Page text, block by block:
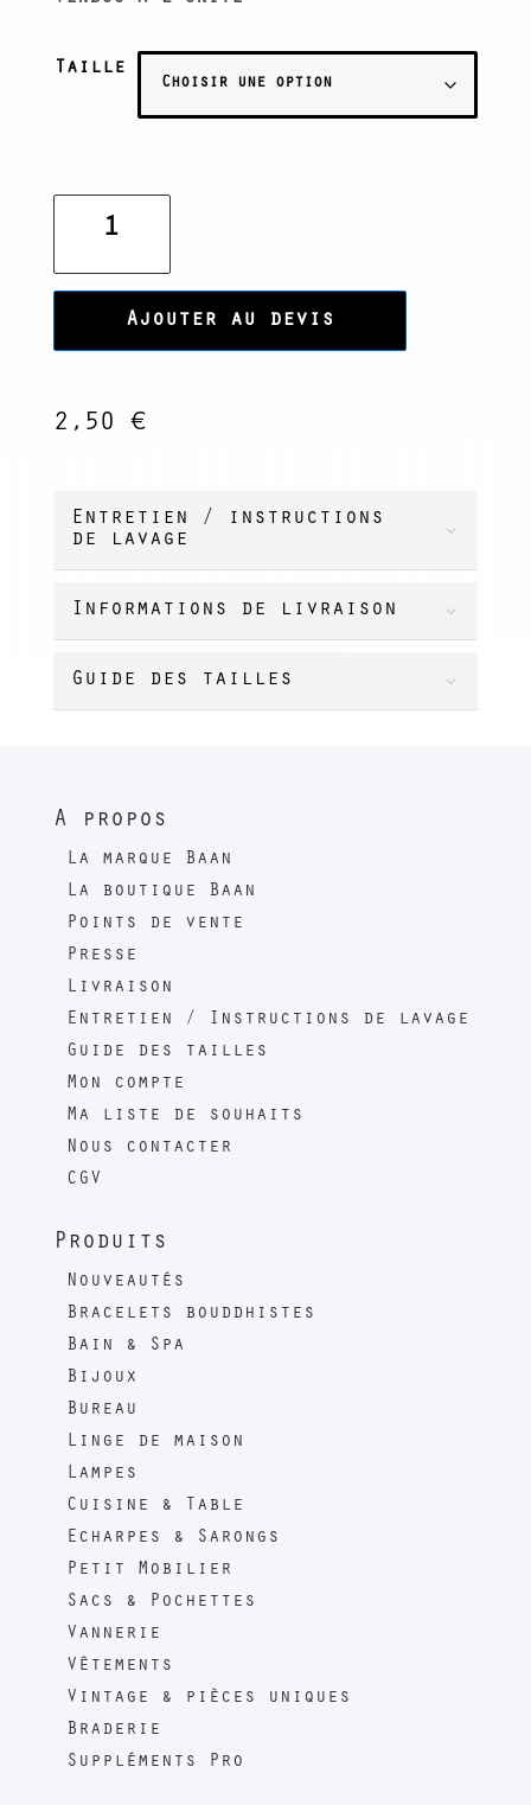
Taille
Marque
Argent
Ajouter au devis
2,50 €
Entretien / instructions
de lavage
Informations de livraison
Guide des tailles
A propos
La marque Baan
La boutique Baan
Points de vente
Presse
Livraison
Entretien / Instructions de lavage
Guide des tailles
Mon compte
Ma liste de souhaits
Nous contacter
CGV
Produits
Nouveautés
Bracelets bouddhistes
Bain & Spa
Bijoux
Bureau
Linge de maison
Lampes
Cuisine & Table
Echarpes & Sarongs
Petit Mobilier
Sacs & Pochettes
Vannerie
Vêtements
Vintage & pièces uniques
Braderie
Suppléments Pro